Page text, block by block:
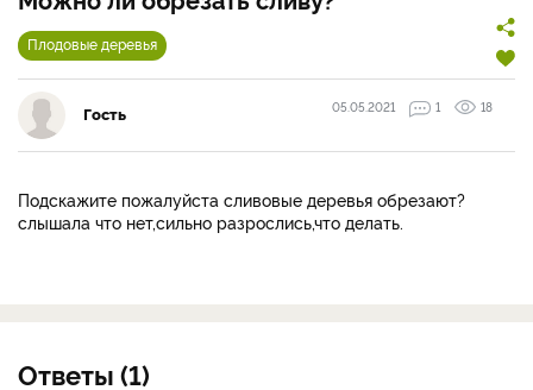
Плодовые деревья
Гость 05.05.2021 1 18
Подскажите пожалуйста сливовые деревья обрезают?
слышала что нет,сильно разрослись,что делать.
Ответы (1)